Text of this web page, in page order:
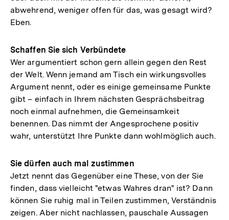
abwehrend, weniger offen für das, was gesagt wird?
Eben.
Schaffen Sie sich Verbündete
Wer argumentiert schon gern allein gegen den Rest
der Welt. Wenn jemand am Tisch ein wirkungsvolles
Argument nennt, oder es einige gemeinsame Punkte
gibt – einfach in Ihrem nächsten Gesprächsbeitrag
noch einmal aufnehmen, die Gemeinsamkeit
benennen. Das nimmt der Angesprochene positiv
wahr, unterstützt Ihre Punkte dann wohlmöglich auch.
Sie dürfen auch mal zustimmen
Jetzt nennt das Gegenüber eine These, von der Sie
finden, dass vielleicht "etwas Wahres dran" ist? Dann
können Sie ruhig mal in Teilen zustimmen, Verständnis
zeigen. Aber nicht nachlassen, pauschale Aussagen